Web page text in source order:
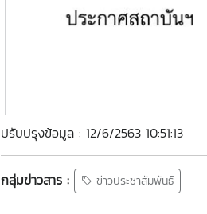
ปรับปรุงข้อมูล : 12/6/2563 10:51:13
กลุ่มข่าวสาร : ข่าวประชาสัมพันธ์